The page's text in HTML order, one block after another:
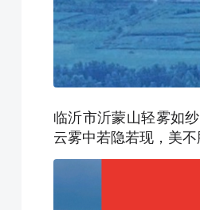
临沂市沂蒙山轻雾如
云雾中若隐若现，美不